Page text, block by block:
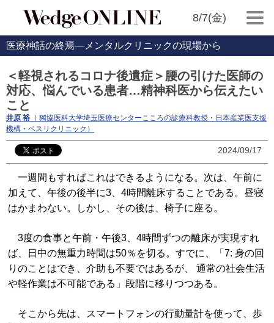
8/7(金)
医療神話の終焉―メンタルクリニックの現場から
＜軽視されるコロナ後遺症＞腰の引けた医師の
対応、悩んでいる患者…精神科医から伝えたい
こと
井原 裕 （ 獨協医科大学埼玉医療センターこころの診療科教授・日本産業医支援
機構・ベスリクリニック）
2024/09/17
一週間もすればこれはできるようになる。次は、午前に
加えて、午後の後半に3、4時間離床することである。昼寝
はかまわない。しかし、その後は、椅子に座る。
3度の食事と午前・午後3、4時間ずつの離床が実現すれ
ば、日中の無重力時間は50％を切る。すでに、「7: 身の回
りのことはでき、介助も不要ではあるが、 通常の社会生活
や軽作業は不可能である」段階に移りつつある。
そこから先は、スマートフォンの行動量計を使って、歩